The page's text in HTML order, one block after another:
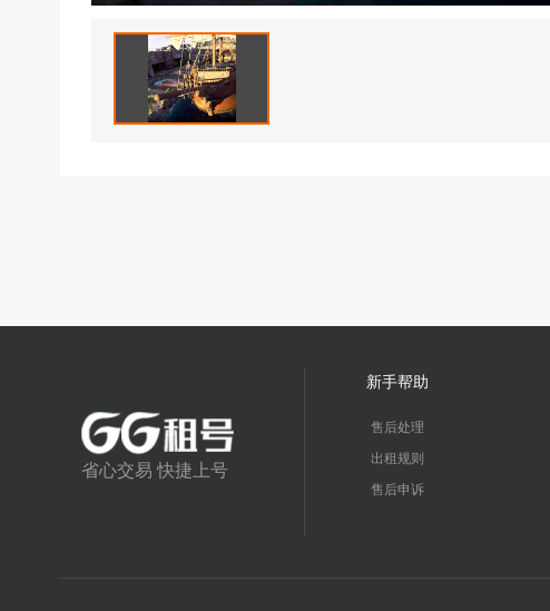
省心交易 快捷上号
新手帮助
售后处理
出租规则
售后申诉